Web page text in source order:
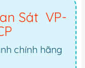
Sát VP-
chính hãng